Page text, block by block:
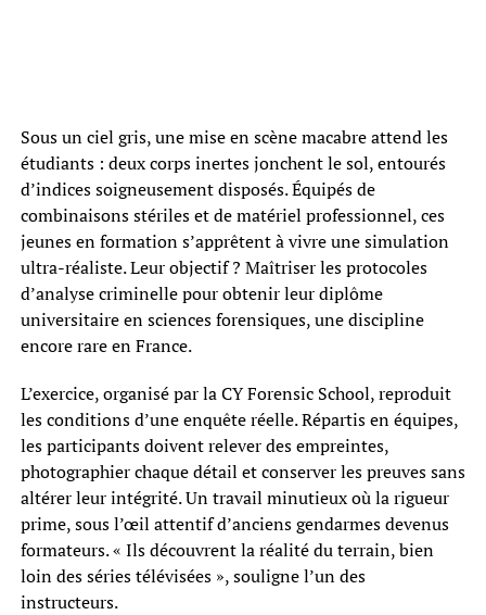
Sous un ciel gris, une mise en scène macabre attend les
étudiants : deux corps inertes jonchent le sol, entourés
d’indices soigneusement disposés. Équipés de
combinaisons stériles et de matériel professionnel, ces
jeunes en formation s’apprêtent à vivre une simulation
ultra-réaliste. Leur objectif ? Maîtriser les protocoles
d’analyse criminelle pour obtenir leur diplôme
universitaire en sciences forensiques, une discipline
encore rare en France.
L’exercice, organisé par la CY Forensic School, reproduit
les conditions d’une enquête réelle. Répartis en équipes,
les participants doivent relever des empreintes,
photographier chaque détail et conserver les preuves sans
altérer leur intégrité. Un travail minutieux où la rigueur
prime, sous l’œil attentif d’anciens gendarmes devenus
formateurs. « Ils découvrent la réalité du terrain, bien
loin des séries télévisées », souligne l’un des
instructeurs.